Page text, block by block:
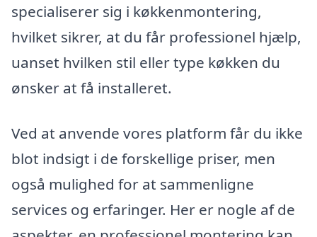
specialiserer sig i køkkenmontering,
hvilket sikrer, at du får professionel hjælp,
uanset hvilken stil eller type køkken du
ønsker at få installeret.
Ved at anvende vores platform får du ikke
blot indsigt i de forskellige priser, men
også mulighed for at sammenligne
services og erfaringer. Her er nogle af de